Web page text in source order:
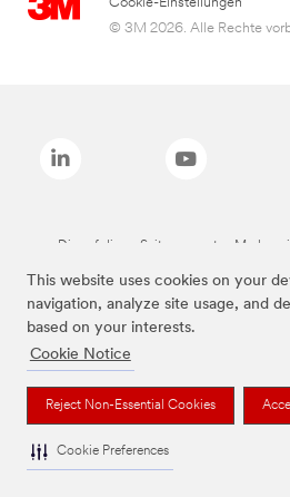
This website uses cookies on your
navigation, analyze site usage, and
based on your interests.
Cookie Notice
Reject Non-Essential Cookies
Cookie Preferences
© 3M 2026. Alle Rechte
Die auf dieser Seite genannten Marken